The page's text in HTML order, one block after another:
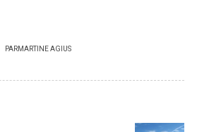
PARMARTINE AGIUS